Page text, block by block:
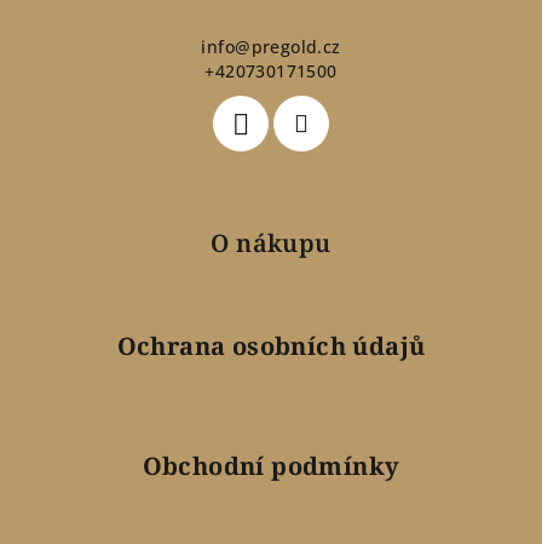
info@pregold.cz
+420730171500
O nákupu
Ochrana osobních údajů
Obchodní podmínky